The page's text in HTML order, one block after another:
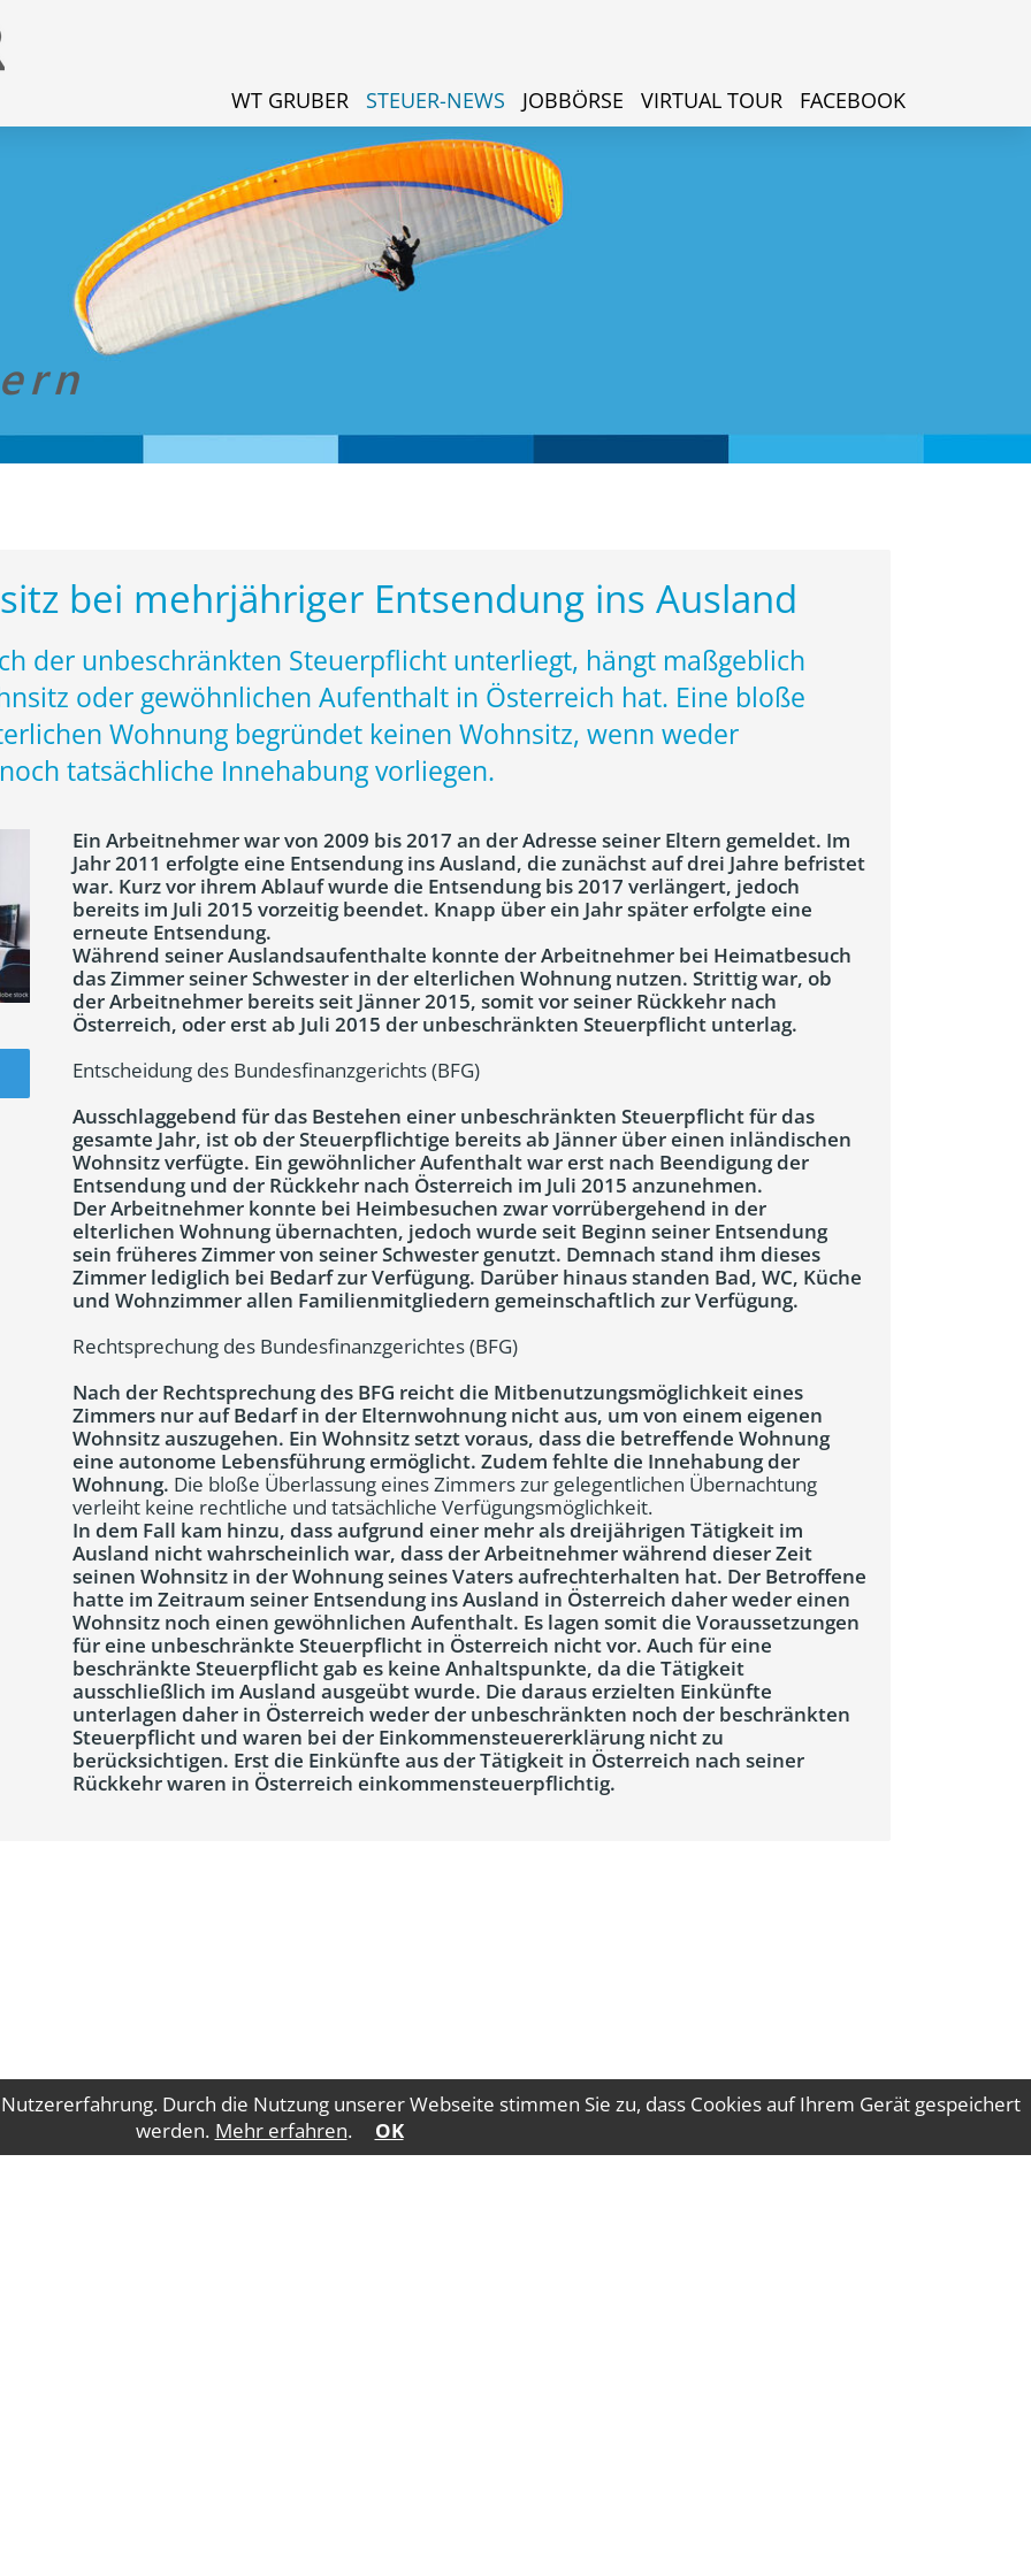
Durch die Nutzung unserer Webseite stimmen Sie zu, dass Cookies auf Ihrem Gerät gespeichert
werden. Mehr erfahren. OK
WT GRUBER STEUER-NEWS JOBBÖRSE VIRTUAL TOUR FACEBOOK
bei mehrjähriger Entsendung ins Ausland
der unbeschränkten Steuerpflicht unterliegt, hängt maßgeblich
oder gewöhnlichen Aufenthalt in Österreich hat. Eine bloße
Wohnung begründet keinen Wohnsitz, wenn weder
tatsächliche Innehabung vorliegen.
Ein Arbeitnehmer war von 2009 bis 2017 an der Adresse seiner Eltern gemeldet. Im
Jahr 2011 erfolgte eine Entsendung ins Ausland, die zunächst auf drei Jahre befristet
war. Kurz vor ihrem Ablauf wurde die Entsendung bis 2017 verlängert, jedoch
bereits im Juli 2015 vorzeitig beendet. Knapp über ein Jahr später erfolgte eine
erneute Entsendung.
Während seiner Auslandsaufenthalte konnte der Arbeitnehmer bei Heimatbesuch
das Zimmer seiner Schwester in der elterlichen Wohnung nutzen. Strittig war, ob
der Arbeitnehmer bereits seit Jänner 2015, somit vor seiner Rückkehr nach
Österreich, oder erst ab Juli 2015 der unbeschränkten Steuerpflicht unterlag.
Entscheidung des Bundesfinanzgerichts (BFG)
Ausschlaggebend für das Bestehen einer unbeschränkten Steuerpflicht für das
gesamte Jahr, ist ob der Steuerpflichtige bereits ab Jänner über einen inländischen
Wohnsitz verfügte. Ein gewöhnlicher Aufenthalt war erst nach Beendigung der
Entsendung und der Rückkehr nach Österreich im Juli 2015 anzunehmen.
Der Arbeitnehmer konnte bei Heimbesuchen zwar vorrübergehend in der
elterlichen Wohnung übernachten, jedoch wurde seit Beginn seiner Entsendung
sein früheres Zimmer von seiner Schwester genutzt. Demnach stand ihm dieses
Zimmer lediglich bei Bedarf zur Verfügung. Darüber hinaus standen Bad, WC, Küche
und Wohnzimmer allen Familienmitgliedern gemeinschaftlich zur Verfügung.
Rechtsprechung des Bundesfinanzgerichtes (BFG)
Nach der Rechtsprechung des BFG reicht die Mitbenutzungsmöglichkeit eines
Zimmers nur auf Bedarf in der Elternwohnung nicht aus, um von einem eigenen
Wohnsitz auszugehen. Ein Wohnsitz setzt voraus, dass die betreffende Wohnung
eine autonome Lebensführung ermöglicht. Zudem fehlte die Innehabung der
Wohnung. Die bloße Überlassung eines Zimmers zur gelegentlichen Übernachtung
verleiht keine rechtliche und tatsächliche Verfügungsmöglichkeit.
In dem Fall kam hinzu, dass aufgrund einer mehr als dreijährigen Tätigkeit im
Ausland nicht wahrscheinlich war, dass der Arbeitnehmer während dieser Zeit
seinen Wohnsitz in der Wohnung seines Vaters aufrechterhalten hat. Der Betroffene
hatte im Zeitraum seiner Entsendung ins Ausland in Österreich daher weder einen
Wohnsitz noch einen gewöhnlichen Aufenthalt. Es lagen somit die Voraussetzungen
für eine unbeschränkte Steuerpflicht in Österreich nicht vor. Auch für eine
beschränkte Steuerpflicht gab es keine Anhaltspunkte, da die Tätigkeit
ausschließlich im Ausland ausgeübt wurde. Die daraus erzielten Einkünfte
unterlagen daher in Österreich weder der unbeschränkten noch der beschränkten
Steuerpflicht und waren bei der Einkommensteuererklärung nicht zu
berücksichtigen. Erst die Einkünfte aus der Tätigkeit in Österreich nach seiner
Rückkehr waren in Österreich einkommensteuerpflichtig.